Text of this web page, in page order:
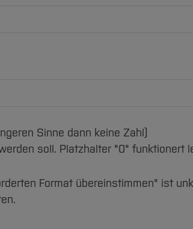
Sinne dann keine Zahl)
soll. Platzhalter "0" funktionert
Format übereinstimmen" ist